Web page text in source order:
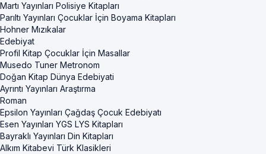
Martı Yayınları Polisiye Kitapları
Parıltı Yayınları Çocuklar İçin Boyama Kitapları
Hohner Mızıkalar
Edebiyat
Profil Kitap Çocuklar İçin Masallar
Musedo Tuner Metronom
Doğan Kitap Dünya Edebiyati
Ayrıntı Yayınları Araştırma
Roman
Epsilon Yayınları Çağdaş Çocuk Edebiyatı
Esen Yayınları YGS LYS Kitapları
Bayraklı Yayınları Din Kitapları
Alkım Kitabevi Türk Klasikleri